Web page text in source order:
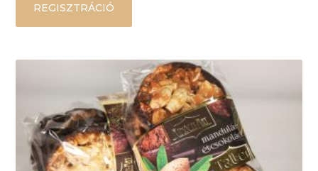
REGISZTRÁCIÓ